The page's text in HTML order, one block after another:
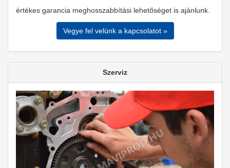
értékes garancia meghosszabbítási lehetőséget is ajánlunk.
Vegye fel velünk a kapcsolatot »
Szerviz